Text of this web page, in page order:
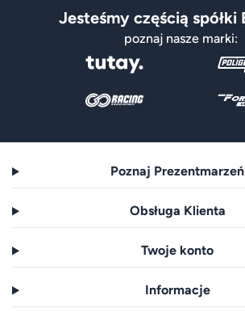
Jesteśmy częścią spółki
poznaj nasze marki:
Poznaj Prezentmarzeń
Obsługa Klienta
Twoje konto
Informacje